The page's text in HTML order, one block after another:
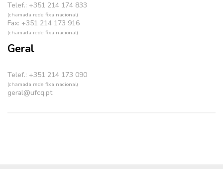
Telef.: +351 214 174 833
(chamada rede fixa nacional)
Fax: +351 214 173 916
(chamada rede fixa nacional)
Geral
Telef.: +351 214 173 090
(chamada rede fixa nacional)
geral@ufcq.pt